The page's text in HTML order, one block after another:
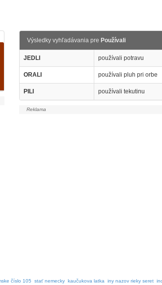
Výsledky vyhľadávania pre Používali
JEDLI používali potravu
ORALI používali pluh pri orbe
PILI používali tekutinu
číslo 105 stať nemecky kaučukova latka iny nazov rieky seret